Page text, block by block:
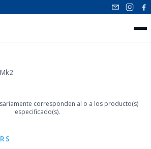
corresponden al o a los producto(s)
especificado(s).